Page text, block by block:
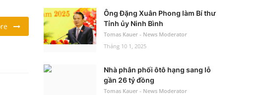
Ông Đặng Xuân Phong làm Bí thư
Tỉnh ủy Ninh Bình
Tomas Kauer - News Moderator
Tháng 10 1, 2025
Nhà phân phối ôtô hạng sang lỗ
gần 26 tỷ đồng
Tomas Kauer - News Moderator